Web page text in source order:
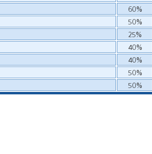
60%
50%
25%
40%
40%
50%
50%